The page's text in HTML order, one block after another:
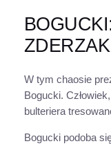
W tym chaosie
Bogucki.
bulteriera
Bogucki podoba